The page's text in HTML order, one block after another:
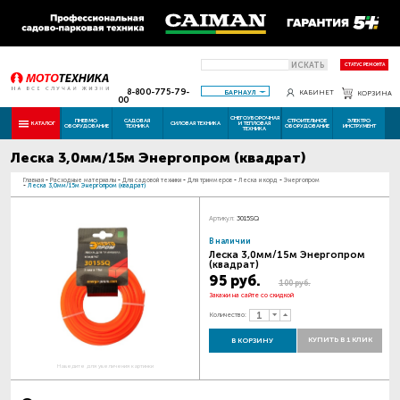
ИСКАТЬ СТАТУС РЕМОНТА
8-800-775-79-
00
БАРНАУЛ КАБИНЕТ КОРЗИНА
КАТАЛОГ ПНЕВМО
ОБОРУДОВАНИЕ
САДОВАЯ
ТЕХНИКА СИЛОВАЯ ТЕХНИКА
СНЕГОУБОРОЧНАЯ
И ТЕПЛОВАЯ
ТЕХНИКА
СТРОИТЕЛЬНОЕ
ОБОРУДОВАНИЕ
ЭЛЕКТРО
ИНСТРУМЕНТ
Леска 3,0мм/15м Энергопром (квадрат)
Главная - Расходные материалы - Для садовой техники - Для триммеров - Леска и корд - Энергопром
- Леска 3,0мм/15м Энергопром (квадрат)
Наведите для увеличения картинки
Артикул: 3015SQ
В наличии
Леска 3,0мм/15м Энергопром
(квадрат)
95 руб. 100 руб.
Закажи на сайте со скидкой
Количество:
В КОРЗИНУ КУПИТЬ В 1 КЛИК